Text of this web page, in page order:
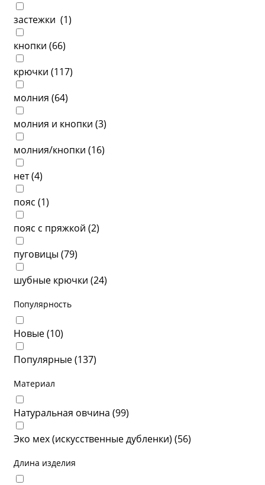
застежки (1)
кнопки (66)
крючки (117)
молния (64)
молния и кнопки (3)
молния/кнопки (16)
нет (4)
пояс (1)
пояс с пряжкой (2)
пуговицы (79)
шубные крючки (24)
Популярность
Новые (10)
Популярные (137)
Материал
Натуральная овчина (99)
Эко мех (искусственные дубленки) (56)
Длина изделия